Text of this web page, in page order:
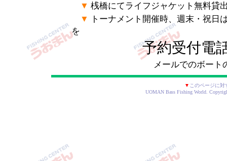
▼ 桟橋にてライフジャケット無料貸
▼
トーナメント開催時、週末・祝日
を
予約受付電
メールでのボート
▼ このページに
UOMAN Bass Fishing World.